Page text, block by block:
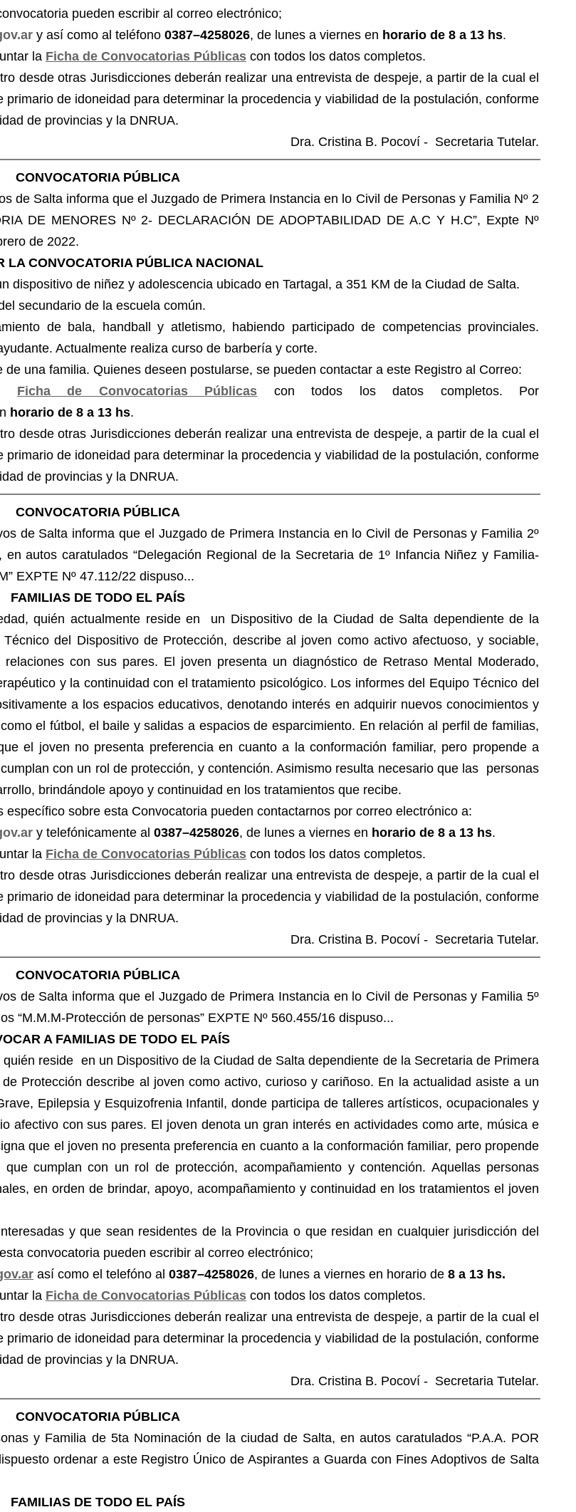
pueden escribir al correo electrónico;
y así como al teléfono 0387–4258026, de lunes a viernes en horario de 8 a 13 hs.
la Ficha de Convocatorias Públicas con todos los datos completos.
desde otras Jurisdicciones deberán realizar una entrevista de despeje, a partir de la cual el
de idoneidad para determinar la procedencia y viabilidad de la postulación, conforme
de provincias y la DNRUA.
Dra. Cristina B. Pocoví - Secretaria Tutelar.
CONVOCATORIA PÚBLICA
de Salta informa que el Juzgado de Primera Instancia en lo Civil de Personas y Familia Nº 2
DE MENORES Nº 2- DECLARACIÓN DE ADOPTABILIDAD DE A.C Y H.C”, Expte Nº
de 2022.
LA CONVOCATORIA PÚBLICA NACIONAL
dispositivo de niñez y adolescencia ubicado en Tartagal, a 351 KM de la Ciudad de Salta.
secundario de la escuela común.
de bala, handball y atletismo, habiendo participado de competencias provinciales.
Actualmente realiza curso de barbería y corte.
una familia. Quienes deseen postularse, se pueden contactar a este Registro al Correo:
Ficha de Convocatorias Públicas con todos los datos completos. Por
horario de 8 a 13 hs.
desde otras Jurisdicciones deberán realizar una entrevista de despeje, a partir de la cual el
de idoneidad para determinar la procedencia y viabilidad de la postulación, conforme
de provincias y la DNRUA.
CONVOCATORIA PÚBLICA
de Salta informa que el Juzgado de Primera Instancia en lo Civil de Personas y Familia 2º
autos caratulados “Delegación Regional de la Secretaria de 1º Infancia Niñez y Familia-
EXPTE Nº 47.112/22 dispuso...
FAMILIAS DE TODO EL PAÍS
quién actualmente reside en un Dispositivo de la Ciudad de Salta dependiente de la
del Dispositivo de Protección, describe al joven como activo afectuoso, y sociable,
con sus pares. El joven presenta un diagnóstico de Retraso Mental Moderado,
y la continuidad con el tratamiento psicológico. Los informes del Equipo Técnico del
a los espacios educativos, denotando interés en adquirir nuevos conocimientos y
el fútbol, el baile y salidas a espacios de esparcimiento. En relación al perfil de familias,
el joven no presenta preferencia en cuanto a la conformación familiar, pero propende a
con un rol de protección, y contención. Asimismo resulta necesario que las personas
brindándole apoyo y continuidad en los tratamientos que recibe.
sobre esta Convocatoria pueden contactarnos por correo electrónico a:
y telefónicamente al 0387–4258026, de lunes a viernes en horario de 8 a 13 hs.
la Ficha de Convocatorias Públicas con todos los datos completos.
desde otras Jurisdicciones deberán realizar una entrevista de despeje, a partir de la cual el
de idoneidad para determinar la procedencia y viabilidad de la postulación, conforme
de provincias y la DNRUA.
Dra. Cristina B. Pocoví - Secretaria Tutelar.
CONVOCATORIA PÚBLICA
de Salta informa que el Juzgado de Primera Instancia en lo Civil de Personas y Familia 5º
“M.M.M-Protección de personas” EXPTE Nº 560.455/16 dispuso...
A FAMILIAS DE TODO EL PAÍS
reside en un Dispositivo de la Ciudad de Salta dependiente de la Secretaria de Primera
Protección describe al joven como activo, curioso y cariñoso. En la actualidad asiste a un
Epilepsia y Esquizofrenia Infantil, donde participa de talleres artísticos, ocupacionales y
afectivo con sus pares. El joven denota un gran interés en actividades como arte, música e
que el joven no presenta preferencia en cuanto a la conformación familiar, pero propende
cumplan con un rol de protección, acompañamiento y contención. Aquellas personas
en orden de brindar, apoyo, acompañamiento y continuidad en los tratamientos el joven
y que sean residentes de la Provincia o que residan en cualquier jurisdicción del
convocatoria pueden escribir al correo electrónico;
así como el telefóno al 0387–4258026, de lunes a viernes en horario de 8 a 13 hs.
la Ficha de Convocatorias Públicas con todos los datos completos.
desde otras Jurisdicciones deberán realizar una entrevista de despeje, a partir de la cual el
de idoneidad para determinar la procedencia y viabilidad de la postulación, conforme
de provincias y la DNRUA.
Dra. Cristina B. Pocoví - Secretaria Tutelar.
CONVOCATORIA PÚBLICA
y Familia de 5ta Nominación de la ciudad de Salta, en autos caratulados “P.A.A. POR
ordenar a este Registro Único de Aspirantes a Guarda con Fines Adoptivos de Salta
FAMILIAS DE TODO EL PAÍS